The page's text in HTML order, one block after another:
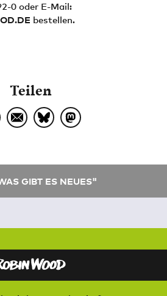
0 oder E-Mail:
bestellen.
Teilen
GIBT ES NEUES"